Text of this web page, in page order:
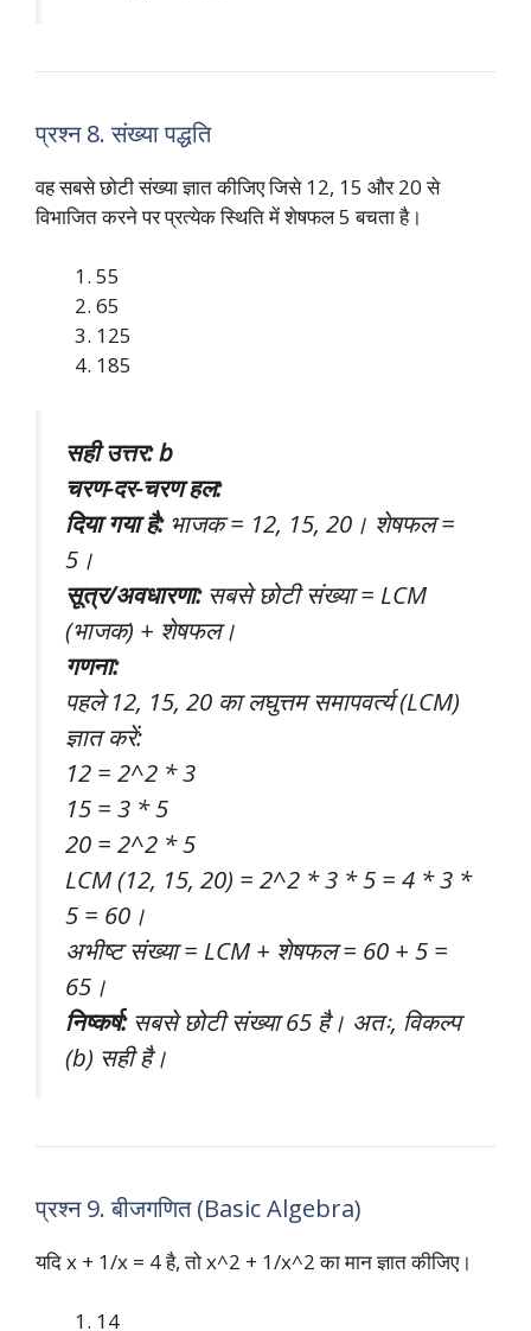
प्रश्न 8. संख्या पद्धति
वह सबसे छोटी संख्या ज्ञात कीजिए जिसे 12, 15 और 20 से
विभाजित करने पर प्रत्येक स्थिति में शेषफल 5 बचता है।
55
65
125
185
सही उत्तर: b
चरण-दर-चरण हल:
दिया गया है:भाजक = 12, 15, 20। शेषफल =
5।
सूत्र/अवधारणा:सबसे छोटी संख्या = LCM
(भाजक) + शेषफल।
गणना:
पहले 12, 15, 20 का लघुत्तम समापवर्त्य (LCM)
ज्ञात करें:
12 = 2^2 * 3
15 = 3 * 5
20 = 2^2 * 5
LCM (12, 15, 20) = 2^2 * 3 * 5 = 4 * 3 *
5 = 60।
अभीष्ट संख्या = LCM + शेषफल = 60 + 5 =
65।
निष्कर्ष:सबसे छोटी संख्या 65 है। अतः, विकल्प
(b) सही है।
प्रश्न 9. बीजगणित (Basic Algebra)
यदि x + 1/x = 4 है, तो x^2 + 1/x^2 का मान ज्ञात कीजिए।
14